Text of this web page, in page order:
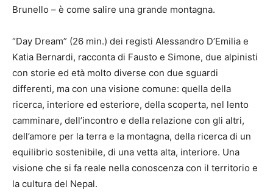
Brunello – è come salire una grande montagna.
“Day Dream” (26 min.) dei registi Alessandro D’Emilia e
Katia Bernardi, racconta di Fausto e Simone, due alpinisti
con storie ed età molto diverse con due sguardi
differenti, ma con una visione comune: quella della
ricerca, interiore ed esteriore, della scoperta, nel lento
camminare, dell’incontro e della relazione con gli altri,
dell’amore per la terra e la montagna, della ricerca di un
equilibrio sostenibile, di una vetta alta, interiore. Una
visione che si fa reale nella conoscenza con il territorio e
la cultura del Nepal.